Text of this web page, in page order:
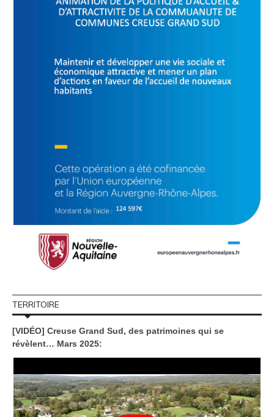
TERRITOIRE
[VIDÉO] Creuse Grand Sud, des patrimoines qui se
révèlent… Mars 2025: